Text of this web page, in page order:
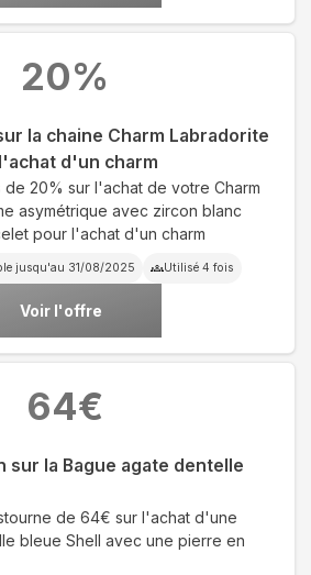
la chaine Charm Labradorite
d'un charm
20% sur l'achat de votre Charm
asymétrique avec zircon blanc
pour l'achat d'un charm
jusqu'au 31/08/2025 Utilisé 4 fois
Voir l'offre
20%
sur la Bague agate dentelle
de 64€ sur l'achat d'une
bleue Shell avec une pierre en
64€